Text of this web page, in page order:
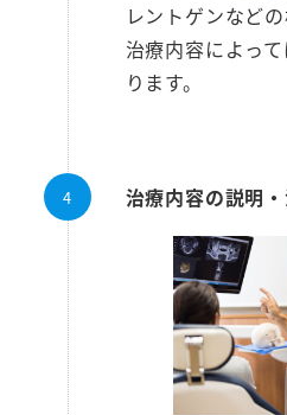
レントゲンなど
治療内容によっ
ります。
治療内容の説明